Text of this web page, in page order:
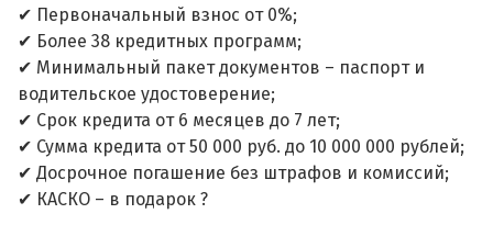
✔ Первоначальный взнос от 0%;
✔ Более 38 кредитных программ;
✔ Минимальный пакет документов – паспорт и
водительское удостоверение;
✔ Срок кредита от 6 месяцев до 7 лет;
✔ Сумма кредита от 50 000 руб. до 10 000 000 рублей;
✔ Досрочное погашение без штрафов и комиссий;
✔ КАСКО – в подарок ?